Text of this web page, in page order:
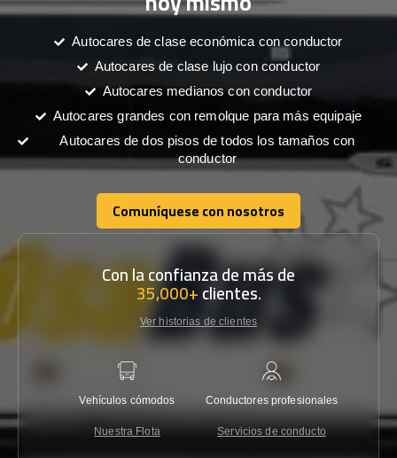
Autocares de clase económica con conductor
Autocares de clase lujo con conductor
Autocares medianos con conductor
Autocares grandes con remolque para más equipaje
Autocares de dos pisos de todos los tamaños con
conductor
Comuníquese con nosotros
Comuníquese con nosotros
Con la confianza de más de
35,000+clientes.
Ver historias de clientes
Vehículos cómodos
Nuestra Flota
Conductores profesionales
Servicios de conducto